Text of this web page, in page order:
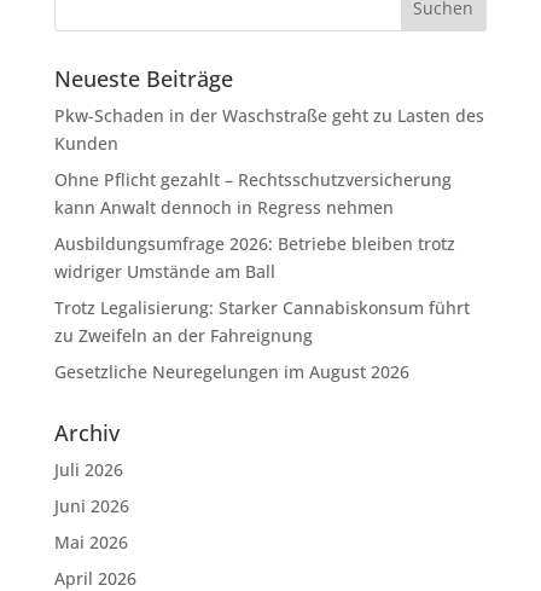
Neueste Beiträge
Pkw-Schaden in der Waschstraße geht zu Lasten des
Kunden
Ohne Pflicht gezahlt – Rechtsschutzversicherung
kann Anwalt dennoch in Regress nehmen
Ausbildungsumfrage 2026: Betriebe bleiben trotz
widriger Umstände am Ball
Trotz Legalisierung: Starker Cannabiskonsum führt
zu Zweifeln an der Fahreignung
Gesetzliche Neuregelungen im August 2026
Archiv
Juli 2026
Juni 2026
Mai 2026
April 2026